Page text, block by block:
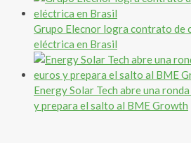
Grupo Elecnor logra contrato de
eléctrica en Brasil
Energy Solar Tech abre una
y prepara el salto al BME Growth